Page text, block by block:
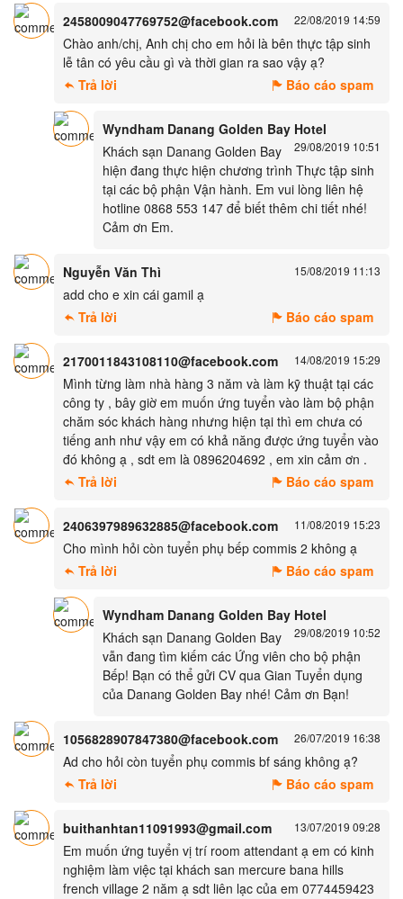
2458009047769752@facebook.com 22/08/2019 14:59
Chào anh/chị, Anh chị cho em hỏi là bên thực tập sinh
lễ tân có yêu cầu gì và thời gian ra sao vậy ạ?
Trả lời
Báo cáo spam
Wyndham Danang Golden Bay Hotel
29/08/2019 10:51
Khách sạn Danang Golden Bay
hiện đang thực hiện chương trình Thực tập sinh
tại các bộ phận Vận hành. Em vui lòng liên hệ
hotline 0868 553 147 để biết thêm chi tiết nhé!
Cảm ơn Em.
Nguyễn Văn Thì 15/08/2019 11:13
add cho e xin cái gamil ạ
Trả lời
Báo cáo spam
2170011843108110@facebook.com 14/08/2019 15:29
Mình từng làm nhà hàng 3 năm và làm kỹ thuật tại các
công ty , bây giờ em muốn ứng tuyển vào làm bộ phận
chăm sóc khách hàng nhưng hiện tại thì em chưa có
tiếng anh như vậy em có khả năng được ứng tuyển vào
đó không ạ , sdt em là 0896204692 , em xin cảm ơn .
Trả lời
Báo cáo spam
2406397989632885@facebook.com 11/08/2019 15:23
Cho mình hỏi còn tuyển phụ bếp commis 2 không ạ
Trả lời
Báo cáo spam
Wyndham Danang Golden Bay Hotel
29/08/2019 10:52
Khách sạn Danang Golden Bay
vẫn đang tìm kiếm các Ứng viên cho bộ phận
Bếp! Bạn có thể gửi CV qua Gian Tuyển dụng
của Danang Golden Bay nhé! Cảm ơn Bạn!
1056828907847380@facebook.com 26/07/2019 16:38
Ad cho hỏi còn tuyển phụ commis bf sáng không ạ?
Trả lời
Báo cáo spam
buithanhtan11091993@gmail.com 13/07/2019 09:28
Em muốn ứng tuyển vị trí room attendant ạ em có kinh
nghiệm làm việc tại khách san mercure bana hills
french village 2 năm ạ sdt liên lạc của em 0774459423